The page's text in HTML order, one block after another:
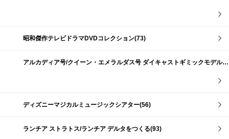
昭和傑作テレビドラマDVDコレクション(73)
アルカディア号/クイーン・エメラルダス号 ダイキャストギミックモデルをつくる(159)
ディズニーマジカルミュージックシアター(56)
ランチア ストラトス/ランチア デルタをつくる(93)